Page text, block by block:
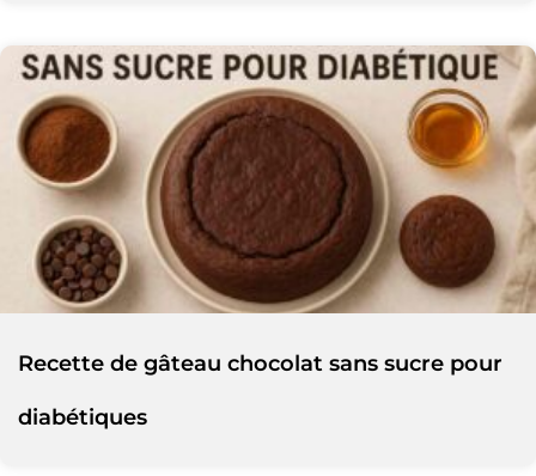
Recette de gâteau chocolat sans sucre pour
diabétiques